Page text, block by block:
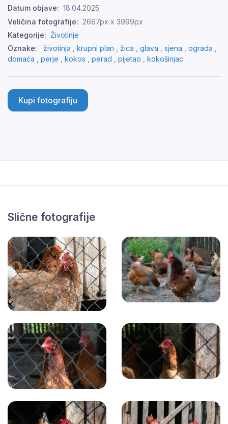
Datum objave: 18.04.2025.
Veličina fotografije: 2667px x 3999px
Kategorije: Životinje
Oznake:
životinja krupni plan žica glava sjena ograda
domaća
perje kokos perad pijetao kokošinjac
Kupi fotografiju
Slične fotografije